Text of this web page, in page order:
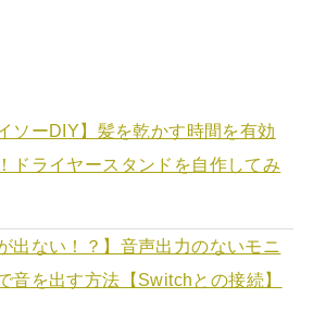
イソーDIY】髪を乾かす時間を有効
ドライヤースタンドを自作してみ
が出ない！？】音声出力のないモニ
音を出す方法【Switchとの接続】